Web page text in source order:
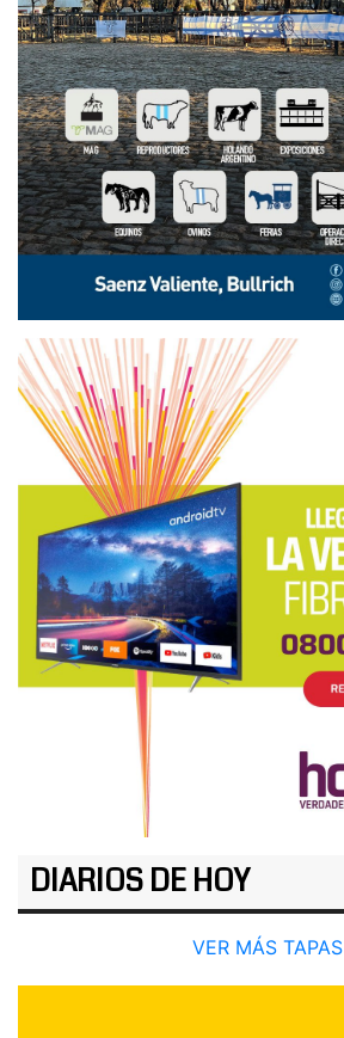
DIARIOS DE HOY
VER MÁS TAPAS